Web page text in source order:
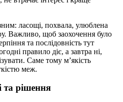
ласощі, похвала, улюблена
Важливо, щоб заохочення було
та послідовність тут
правило діє, а завтра ні,
Саме тому м’якість
меж.
та рішення